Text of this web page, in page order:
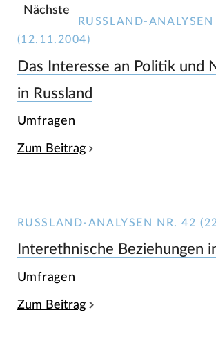
Nächste
RUSSLAND-
(12.11.2004)
Das Interesse an Politik und
in Russland
Umfragen
Zum Beitrag
RUSSLAND-ANALYSEN NR. 42
Interethnische Beziehungen
Umfragen
Zum Beitrag